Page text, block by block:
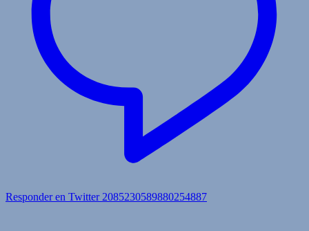
Responder en Twitter 2085230589880254887